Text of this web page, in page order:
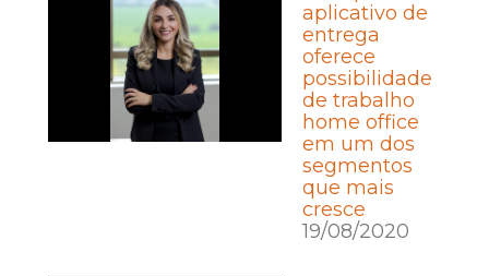
aplicativo de
entrega
oferece
possibilidade
de trabalho
home office
em um dos
segmentos
que mais
cresce
19/08/2020